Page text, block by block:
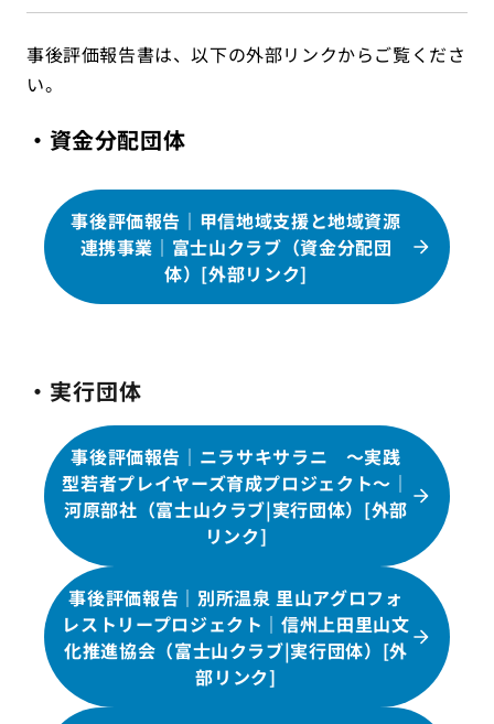
事後評価報告書は、以下の外部リンクからご覧くださ
い。
・資金分配団体
事後評価報告｜甲信地域支援と地域資源
連携事業｜富士山クラブ（資金分配団
体）[外部リンク]
・実行団体
事後評価報告｜ニラサキサラニ ～実践
型若者プレイヤーズ育成プロジェクト～｜
河原部社（富士山クラブ|実行団体）[外部
リンク]
事後評価報告｜別所温泉 里山アグロフォ
レストリープロジェクト｜信州上田里山文
化推進協会（富士山クラブ|実行団体）[外
部リンク]